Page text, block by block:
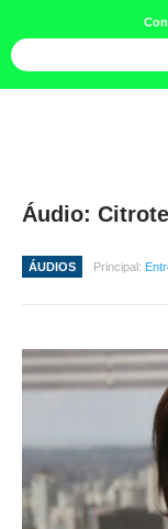
MAIS
BOLETINS
GALERIA
PÓS-OFICINAS
TV DE BEM
Áudio:
ÁUDIOS Principal: